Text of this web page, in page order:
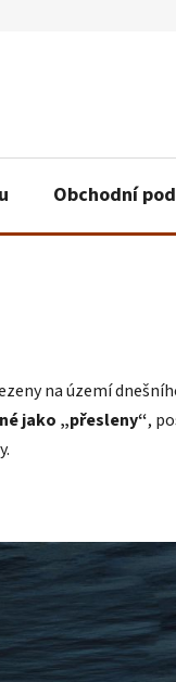
Obchodní
na území
jako „přesleny“,